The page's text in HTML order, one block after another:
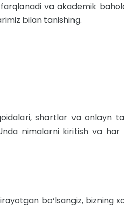
va akademik
bilan tanishing.
shartlar va onlayn
nimalarni kiritish va
bo‘lsangiz, bizning